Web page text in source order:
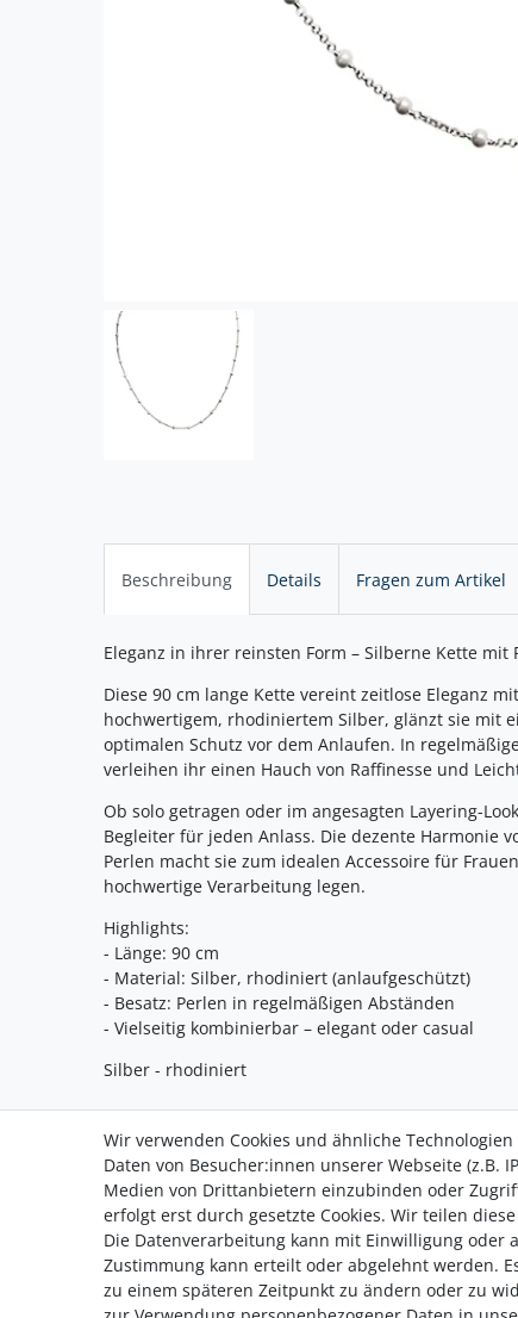
Beschreibung Details Fragen zum Artikel
Eleganz in ihrer reinsten Form – Silberne Kette mit
Diese 90 cm lange Kette vereint zeitlose Eleganz
hochwertigem, rhodiniertem Silber, glänzt sie mit
optimalen Schutz vor dem Anlaufen. In
verleihen ihr einen Hauch von Raffinesse und
Ob solo getragen oder im angesagten Layering-
Begleiter für jeden Anlass. Die dezente Harmonie
Perlen macht sie zum idealen Accessoire für
hochwertige Verarbeitung legen.
Highlights:
- Länge: 90 cm
- Material: Silber, rhodiniert (anlaufgeschützt)
- Besatz: Perlen in regelmäßigen Abständen
- Vielseitig kombinierbar – elegant oder casual
Silber - rhodiniert
Zahlung
Versand
Wir verwenden Cookies und ähnliche
Daten von Besucher:innen unserer Webseite (z.B.
Medien von Drittanbietern einzubinden oder
erfolgt erst durch gesetzte Cookies. Wir teilen
Die Datenverarbeitung kann mit Einwilligung oder
Zustimmung kann erteilt oder abgelehnt werden.
zu einem späteren Zeitpunkt zu ändern oder zu